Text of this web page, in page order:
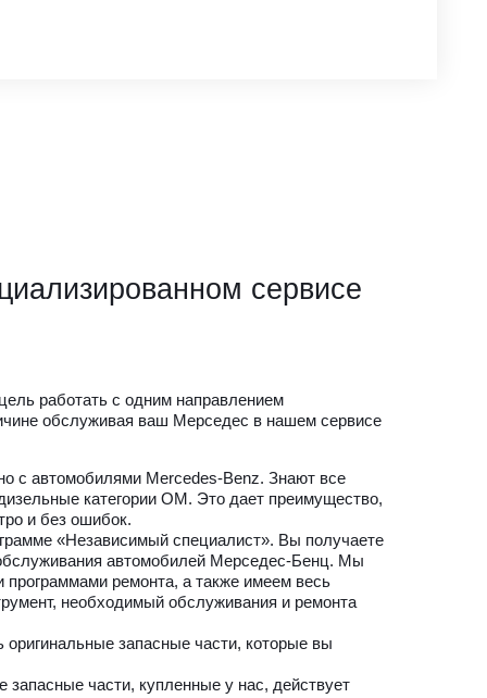
сервисе
работать с одним направлением
обслуживая ваш Мерседес в нашем сервисе
с автомобилями Mercedes-Benz. Знают все
категории ОМ. Это дает преимущество,
и без ошибок.
«Независимый специалист». Вы получаете
автомобилей Мерседес-Бенц. Мы
ремонта, а также имеем весь
необходимый обслуживания и ремонта
запасные части, которые вы
части, купленные у нас, действует